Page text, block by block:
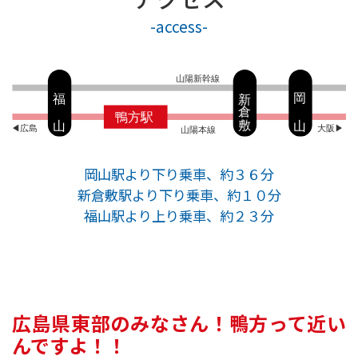
-access-
岡山駅より下り乗車、約３６分
新倉敷駅より下り乗車、約１０分
福山駅より上り乗車、約２３分
広島県東部のみなさん！鴨方って近い
んですよ！！